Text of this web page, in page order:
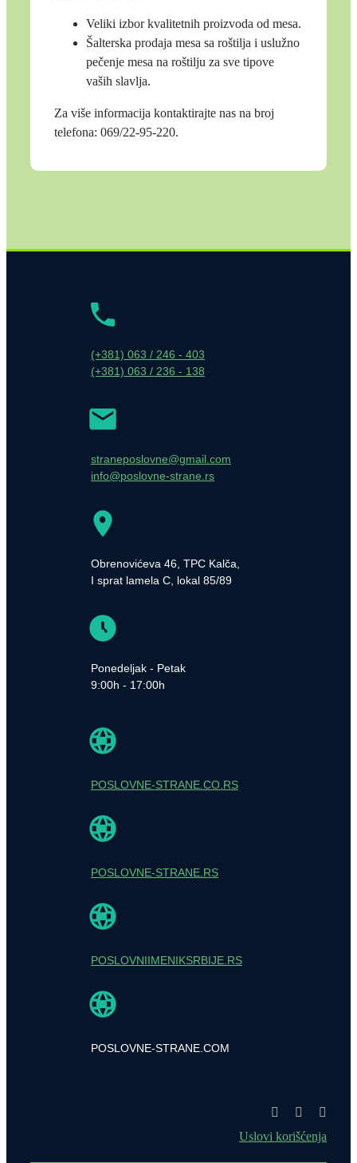
Veliki izbor kvalitetnih proizvoda od mesa.
Šalterska prodaja mesa sa roštilja i uslužno
pečenje mesa na roštilju za sve tipove
vaših slavlja.
Za više informacija kontaktirajte nas na broj
telefona: 069/22-95-220.
(+381) 063 / 246 - 403
(+381) 063 / 236 - 138
straneposlovne@gmail.com
info@poslovne-strane.rs
Obrenovićeva 46, TPC Kalča,
I sprat lamela C, lokal 85/89
Ponedeljak - Petak
9:00h - 17:00h
POSLOVNE-STRANE.CO.RS
POSLOVNE-STRANE.RS
POSLOVNIIMENIKSRBIJE.RS
POSLOVNE-STRANE.COM
Uslovi korišćenja